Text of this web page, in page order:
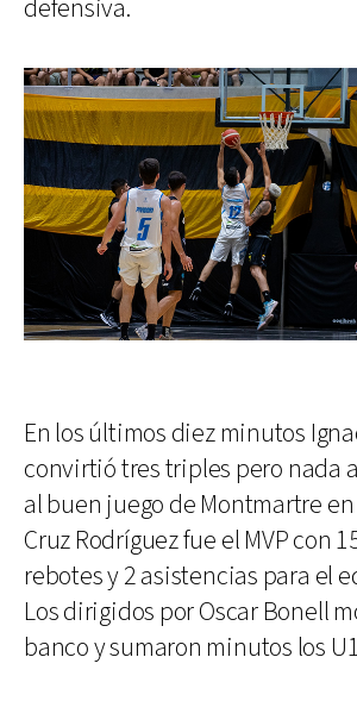
defensiva.
En los últimos diez minutos
convirtió tres triples pero nada
al buen juego de Montmartre
Cruz Rodríguez fue el MVP con
rebotes y 2 asistencias para el
Los dirigidos por Oscar Bonell
banco y sumaron minutos los